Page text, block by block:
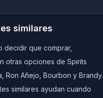
similares
decidir que comprar,
otras opciones de Spirits
Ron Añejo, Bourbon y Brandy.
similares ayudan cuando